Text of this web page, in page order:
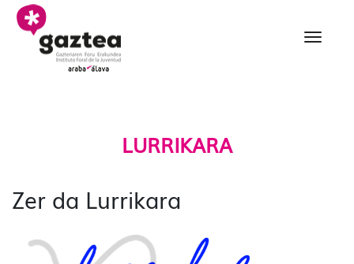
Eduki nagusira joan
LURRIKARA
Zer da Lurrikara